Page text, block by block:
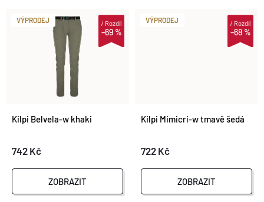
O
Ů
K
T
Ů
VÝPRODEJ
–69 %
iRozdíl
Kilpi Belvela-w khaki
742 Kč
ZOBRAZIT
VÝPRODEJ
–68 %
iRozdíl
Kilpi Mimicri-w tmavě šedá
722 Kč
ZOBRAZIT